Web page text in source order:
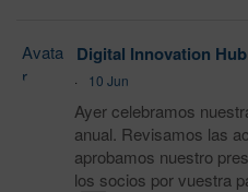
Avata
r
Digital Innovation
·
10 Jun
Ayer celebramos
anual. Revisamos las
aprobamos nuestro
los socios por vuestra